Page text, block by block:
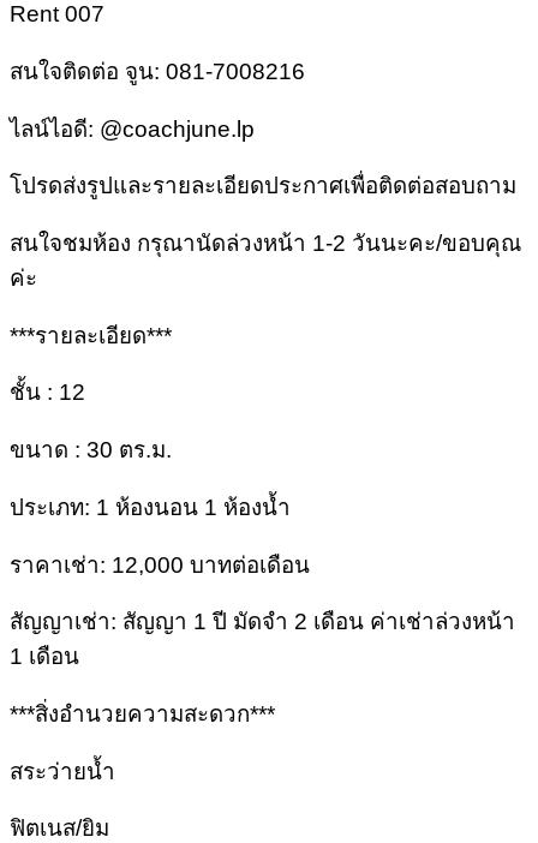
Rent 007
สนใจติดต่อ จูน: 081-7008216
ไลน์ไอดี: @coachjune.lp
โปรดส่งรูปและรายละเอียดประกาศเพื่อติดต่อสอบถาม
สนใจชมห้อง กรุณานัดล่วงหน้า 1-2 วันนะคะ/ขอบคุณ
ค่ะ
***รายละเอียด***
ชั้น : 12
ขนาด : 30 ตร.ม.
ประเภท: 1 ห้องนอน 1 ห้องน้ำ
ราคาเช่า: 12,000 บาทต่อเดือน
สัญญาเช่า: สัญญา 1 ปี มัดจำ 2 เดือน ค่าเช่าล่วงหน้า
1 เดือน
***สิ่งอำนวยความสะดวก***
สระว่ายน้ำ
ฟิตเนส/ยิม